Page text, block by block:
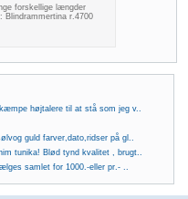
forskellige længder
r.4700
højtalere til at stå som jeg v..
guld farver,dato,ridser på gl..
tunika! Blød tynd kvalitet , brugt..
samlet for 1000.-eller pr.- ..